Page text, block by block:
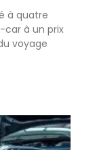
à quatre
car à un prix
voyage